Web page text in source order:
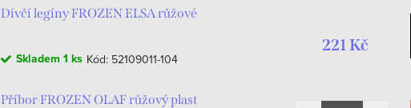
Dívčí legíny FROZEN ELSA růžové
Skladem 1 ks Kód: 52109011-104
221 Kč
Příbor FROZEN OLAF růžový plast